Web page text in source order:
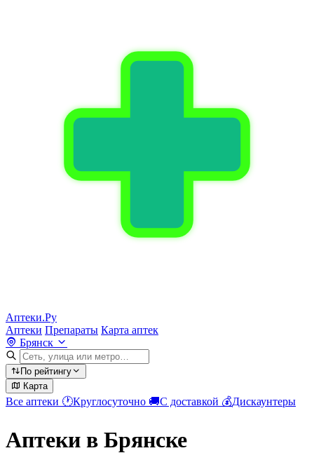
Аптеки.Ру
Аптеки Препараты Карта аптек
Брянск
По рейтингу
Карта
Все аптеки 🕐Круглосуточно 🚚С доставкой 💰Дискаунтеры
Аптеки в Брянске